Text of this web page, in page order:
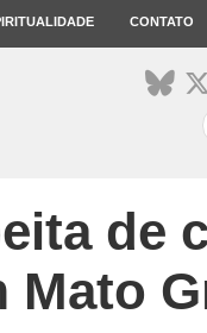
CONTATO
de
Mato